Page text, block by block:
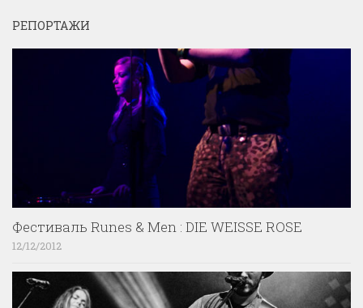
РЕПОРТАЖИ
Фестиваль Runes & Men : DIE WEISSE ROSE
12/12/2012